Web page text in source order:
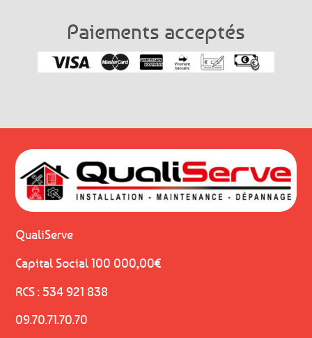
Paiements acceptés
QualiServe
Capital Social 100 000,00€
RCS : 534 921 838
09.70.71.70.70